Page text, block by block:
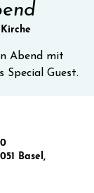
Kirche
Abend mit
Special Guest.
Basel,